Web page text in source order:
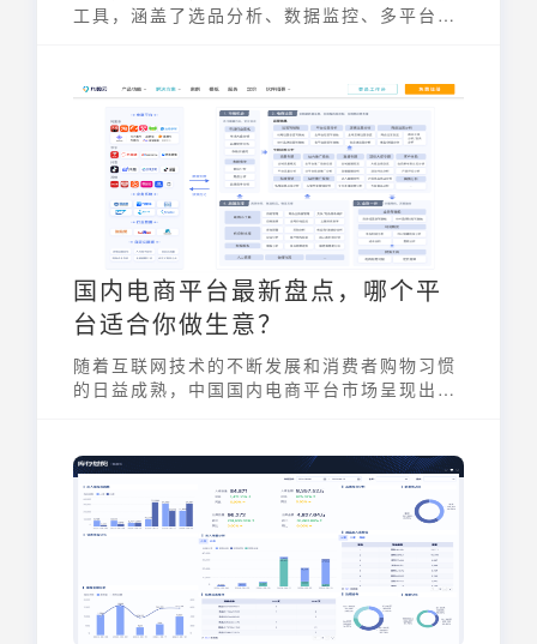
工具，涵盖了选品分析、数据监控、多平台管
化店铺运营，提升销售业绩。电商运营插件的
应用已成为电商行业精细化运营的必然趋势，
有效助力卖家在激烈的市场竞争中脱颖而出，
实现业务增长。
国内电商平台最新盘点，哪个平
台适合你做生意？
随着互联网技术的不断发展和消费者购物习惯
的日益成熟，中国国内电商平台市场呈现出蓬
电商从业者和消费者更好地了解市场格局，把
握发展机遇。